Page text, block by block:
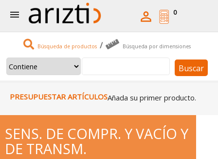
 
Búsqueda de productos / Búsqueda por dimensiones
Buscar
0
PRESUPUESTAR ARTÍCULOSAñada su primer producto.
SENS. DE COMPR. Y VACÍO Y
DE TRANSM.